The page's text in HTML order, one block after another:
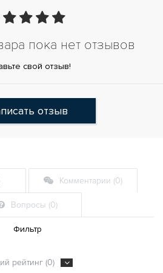
пока нет отзывов
свой отзыв!
отзыв
Комментарии (0)
Вопросы (0)
Фильтр
рейтинг (0)